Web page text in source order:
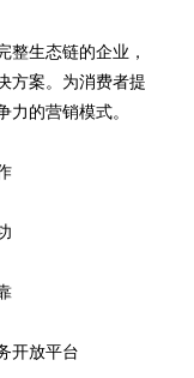
整生态链的企业，
方案。为消费者提
力的营销模式。
开放平台